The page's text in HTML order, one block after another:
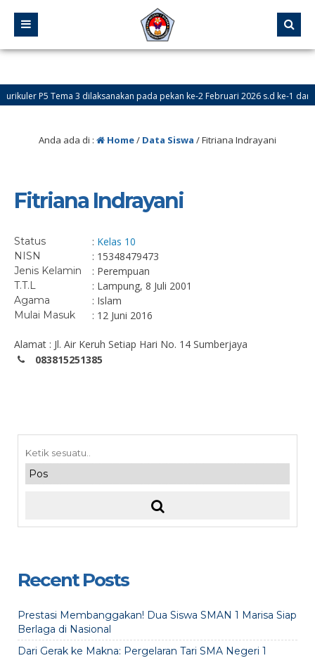
P5 Tema 3 dilaksanakan pada pekan ke-2 Februari 2026 s.d ke-1 dan
Didik Baru (PPDB) Online dibuka pada tanggal 24 Mei – 18 Juni 2026
Anda ada di : Home/ Data Siswa /Fitriana Indrayani
Fitriana Indrayani
Status : Kelas 10
NISN : 15348479473
Jenis Kelamin : Perempuan
T.T.L : Lampung, 8 Juli 2001
Agama : Islam
Mulai Masuk : 12 Juni 2016
Alamat : Jl. Air Keruh Setiap Hari No. 14 Sumberjaya
083815251385
Recent Posts
Prestasi Membanggakan! Dua Siswa SMAN 1 Marisa Siap
Berlaga di Nasional
Dari Gerak ke Makna: Pergelaran Tari SMA Negeri 1